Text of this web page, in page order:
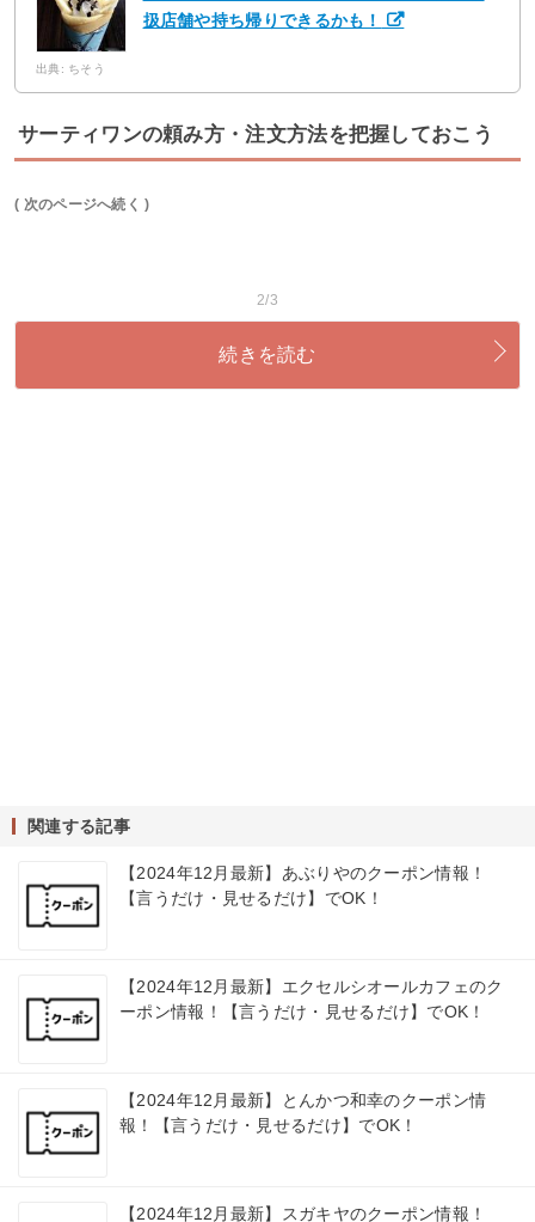
扱店舗や持ち帰りできるかも！
出典: ちそう
サーティワンの頼み方・注文方法を把握しておこう
( 次のページへ続く )
2/3
続きを読む
関連する記事
【2024年12月最新】あぶりやのクーポン情報！
【言うだけ・見せるだけ】でOK！
【2024年12月最新】エクセルシオールカフェのク
ーポン情報！【言うだけ・見せるだけ】でOK！
【2024年12月最新】とんかつ和幸のクーポン情
報！【言うだけ・見せるだけ】でOK！
【2024年12月最新】スガキヤのクーポン情報！